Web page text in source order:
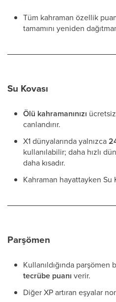
Tüm kahraman özellik
tamamını yeniden
Su Kovası
Ölü kahramanınızı
canlandırır.
X1 dünyalarında yalnızca
kullanılabilir; daha hızlı
daha kısadır.
Kahraman hayattayken Su
Parşömen
Kullanıldığında parşömen
tecrübe puanı verir.
Diğer XP artıran eşyalar